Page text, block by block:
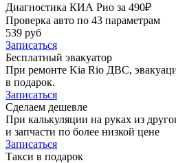
Диагностика КИА Рио за 490₽
Проверка авто по 43 параметрам
539 руб
Записаться
Бесплатный эвакуатор
При ремонте Kia Rio ДВС,
в подарок.
Записаться
Сделаем дешевле
При калькуляции на руках из
и запчасти по более низкой цене
Записаться
Такси в подарок